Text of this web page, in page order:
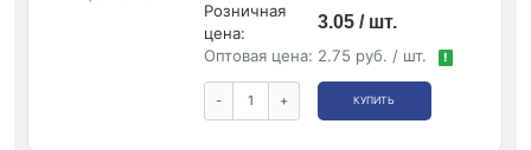
Розничная
цена:
3.05 / шт.
Оптовая цена: 2.75 руб. / шт. !
- + КУПИТЬ